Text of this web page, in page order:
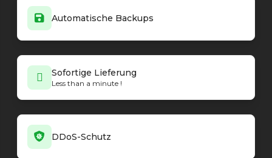
Automatische Backups
Sofortige Lieferung
Less than a minute !
DDoS-Schutz